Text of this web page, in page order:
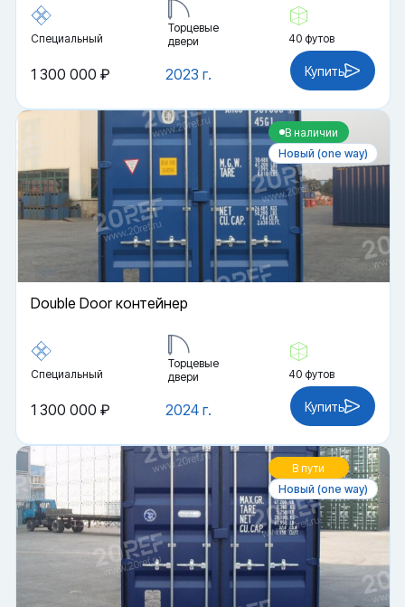
Специальный
Торцевые
двери
40 футов
2023 г.
1 300 000 ₽ Купить
В наличии
Новый (one way)
Double Door контейнер
Специальный
Торцевые
двери
40 футов
2024 г.
1 300 000 ₽ Купить
В пути
Новый (one way)